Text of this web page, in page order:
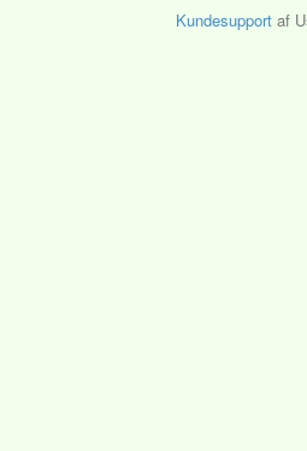
Kundesupport af